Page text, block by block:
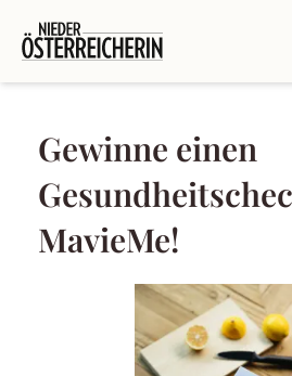
Gewinne einen
MavieMe!